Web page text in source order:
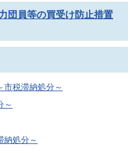
団員等の買受け防止措置
市税滞納処分～
～
納処分～